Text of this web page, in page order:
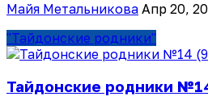
Майя Метальникова Апр 20,
"Тайдонские родники"
Тайдонские родники